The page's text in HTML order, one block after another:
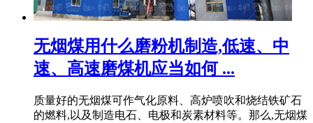
无烟煤用什么磨粉机制造,低速、中
速、高速磨煤机应当如何 ...
质量好的无烟煤可作气化原料、高炉喷吹和烧结铁矿石
的燃料,以及制造电石、电极和炭素材料等。那么,无烟煤